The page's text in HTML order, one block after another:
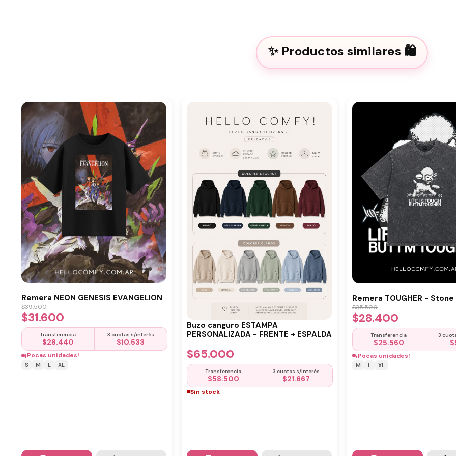
Productos similares
Remera NEON GENESIS EVANGELION
$39.500
$31.600
Transferencia
$28.440
3 cuotas s/interés
$10.533
¡Pocas unidades!
S M L XL
Buzo canguro ESTAMPA
PERSONALIZADA - FRENTE + ESPALDA
$65.000
Transferencia
$58.500
3 cuotas s/interés
$21.667
Sin stock
Remera TOUGHER - Stone
$35.500
$28.400
Transferencia
$25.560
3
$
¡Pocas unidades!
M L XL